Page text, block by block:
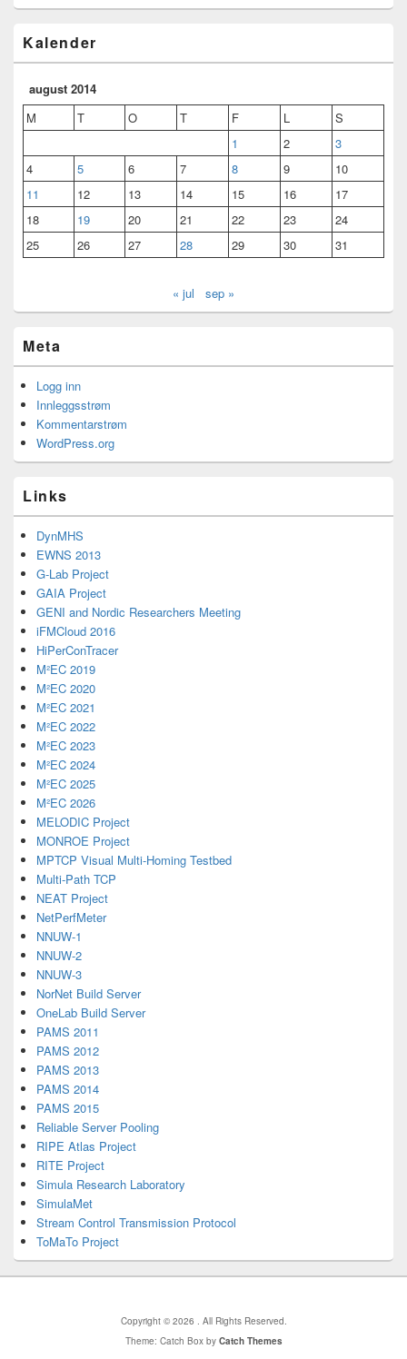
Kalender
august 2014
M
T O T F L
S
1
2
3
4
5 6 7 8 9
10
11
12 13 14 15 16
17
18
19 20 21 22 23
24
25
26 27 28 29 30 31
« jul sep »
Meta
Logg inn
Innleggsstrøm
Kommentarstrøm
WordPress.org
Links
DynMHS
EWNS 2013
G-Lab Project
GAIA Project
GENI and Nordic Researchers Meeting
iFMCloud 2016
HiPerConTracer
M²EC 2019
M²EC 2020
M²EC 2021
M²EC 2022
M²EC 2023
M²EC 2024
M²EC 2025
M²EC 2026
MELODIC Project
MONROE Project
MPTCP Visual Multi-Homing Testbed
Multi-Path TCP
NEAT Project
NetPerfMeter
NNUW-1
NNUW-2
NNUW-3
NorNet Build Server
OneLab Build Server
PAMS 2011
PAMS 2012
PAMS 2013
PAMS 2014
PAMS 2015
Reliable Server Pooling
RIPE Atlas Project
RITE Project
Simula Research Laboratory
SimulaMet
Stream Control Transmission Protocol
ToMaTo Project
Copyright © 2026 . All Rights Reserved.
Theme: Catch Box by Catch Themes